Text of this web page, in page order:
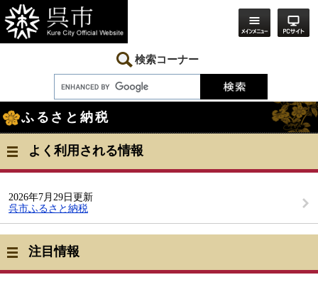
ー
ジ
の
ニ
ュ
ー
て
本
文
へ
検索コーナー
文
ふるさと納税
よく利用される情報
2026年7月29日更新
呉市ふるさと納税
注目情報